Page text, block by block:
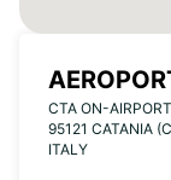
CTA ON-
95121 CATANIA
ITALY